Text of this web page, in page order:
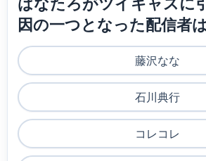
因の一つとなった配信者
藤沢なな
石川典行
コレコレ